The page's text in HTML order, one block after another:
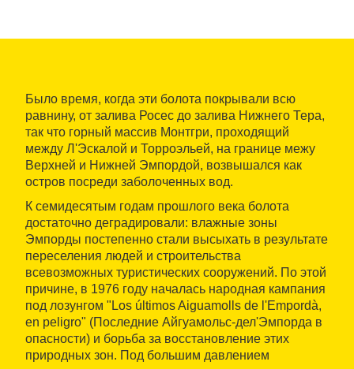
Было время, когда эти болота покрывали всю
равнину, от залива Росес до залива Нижнего Тера,
так что горный массив Монтгри, проходящий
между Л'Эскалой и Торроэльей, на границе межу
Верхней и Нижней Эмпордой, возвышался как
остров посреди заболоченных вод.
К семидесятым годам прошлого века болота
достаточно деградировали: влажные зоны
Эмпорды постепенно стали высыхать в результате
переселения людей и строительства
всевозможных туристических сооружений. По этой
причине, в 1976 году началась народная кампания
под лозунгом "Los últimos Aiguamolls de l'Empordà,
en peligro" (Последние Айгуамольс-дел'Эмпорда в
опасности) и борьба за восстановление этих
природных зон. Под большим давлением